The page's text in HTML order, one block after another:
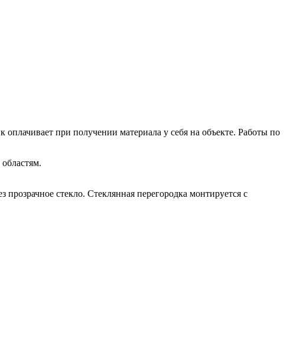
оплачивает при получении материала у себя на объекте. Работы по
стекло. Стеклянная перегородка монтируется с